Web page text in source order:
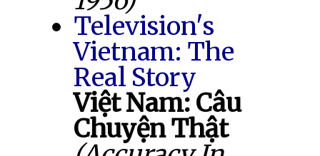
Television's
Vietnam: The
Real Story
Việt Nam: Câu
Chuyện Thật